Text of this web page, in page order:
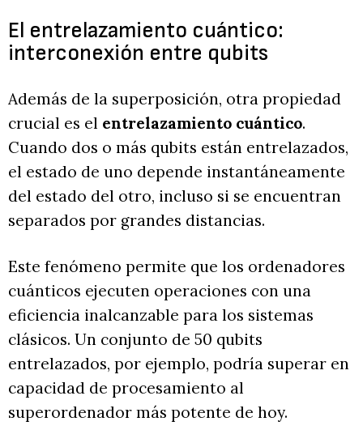
El entrelazamiento cuántico:
interconexión entre qubits
Además de la superposición, otra propiedad
crucial es el entrelazamiento cuántico.
Cuando dos o más qubits están entrelazados,
el estado de uno depende instantáneamente
del estado del otro, incluso si se encuentran
separados por grandes distancias.
Este fenómeno permite que los ordenadores
cuánticos ejecuten operaciones con una
eficiencia inalcanzable para los sistemas
clásicos. Un conjunto de 50 qubits
entrelazados, por ejemplo, podría superar en
capacidad de procesamiento al
superordenador más potente de hoy.